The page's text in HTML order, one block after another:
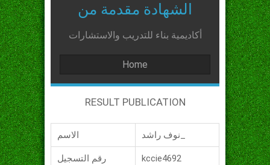
الشهادة مقدمة من
أكاديمية بناء للتدريب والاستشارات
Home
RESULT PUBLICATION
الاسم
رقم التسجيل kccie4692